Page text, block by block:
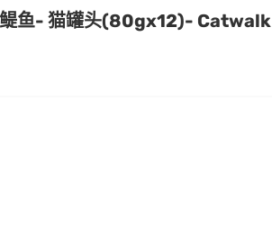
鳀鱼- 猫罐头(80gx12)- Catwalk